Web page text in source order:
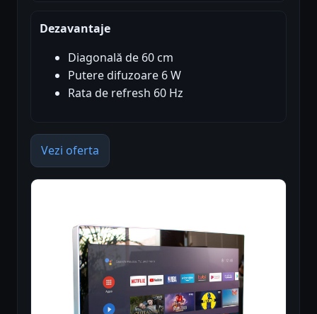
Dezavantaje
Diagonală de 60 cm
Putere difuzoare 6 W
Rata de refresh 60 Hz
Vezi oferta